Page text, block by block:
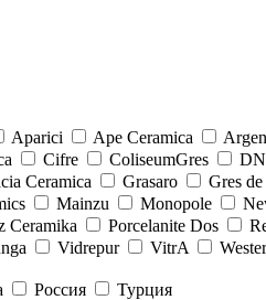
Aparici Ape Ceramica
Cifre ColiseumGres
Ceramica Grasaro Gres
Mainzu Monopole
Сeramika Porcelanite Dos
Vidrepur VitrA
Россия
Турция